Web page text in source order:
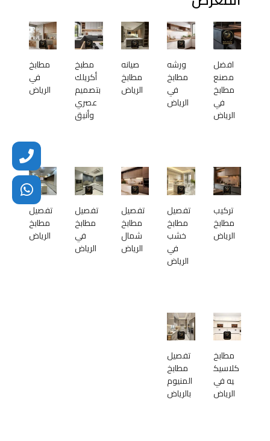
افضل
مصنع
مطابخ
في
الرياض
ورشه
مطابخ
في
الرياض
صيانه
مطابخ
الرياض
مطبخ
أكريلك
بتصميم
عصري
وأنيق
مطابخ
في
الرياض
تركيب
مطابخ
الرياض
تفصيل
مطابخ
خشب
في
الرياض
تفصيل
مطابخ
شمال
الرياض
تفصيل
مطابخ
في
الرياض
تفصيل
مطابخ
الرياض
مطابخ
كلاسيك
يه في
الرياض
تفصيل
مطابخ
المنيوم
بالرياض